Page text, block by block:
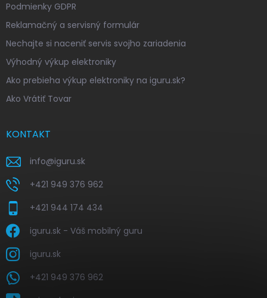
Podmienky GDPR
Reklamačný a servisný formulár
Nechajte si naceniť servis svojho zariadenia
Výhodný výkup elektroniky
Ako prebieha výkup elektroniky na iguru.sk?
Ako Vrátiť Tovar
KONTAKT
info@iguru.sk
+421 949 376 962
+421 944 174 434
iguru.sk - Váš mobilný guru
iguru.sk
+421 949 376 962